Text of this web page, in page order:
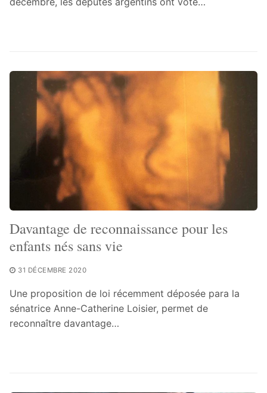
Davantage de reconnaissance pour les
enfants nés sans vie
31 DÉCEMBRE 2020
Une proposition de loi récemment déposée para la
sénatrice Anne-Catherine Loisier, permet de
reconnaître davantage…